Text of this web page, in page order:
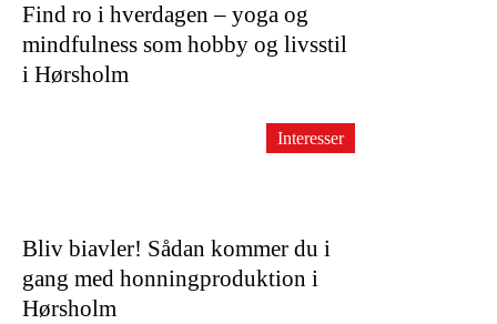
Find ro i hverdagen – yoga og
mindfulness som hobby og livsstil
i Hørsholm
Bliv biavler! Sådan kommer du i
gang med honningproduktion i
Hørsholm
Interesser